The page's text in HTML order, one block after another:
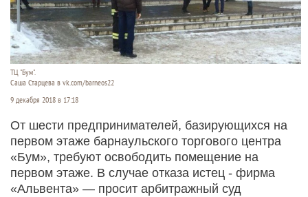
ТЦ "Бум".
Саша Старцева в vk.com/barneos22
9 декабря 2018 в 17:18
От шести предпринимателей, базирующихся на
первом этаже барнаульского торгового центра
«Бум», требуют освободить помещение на
первом этаже. В случае отказа истец - фирма
«Альвента» — просит арбитражный суд